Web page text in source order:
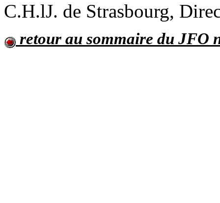
C.H.lJ. de Strasbourg,
retour au sommaire du JFO